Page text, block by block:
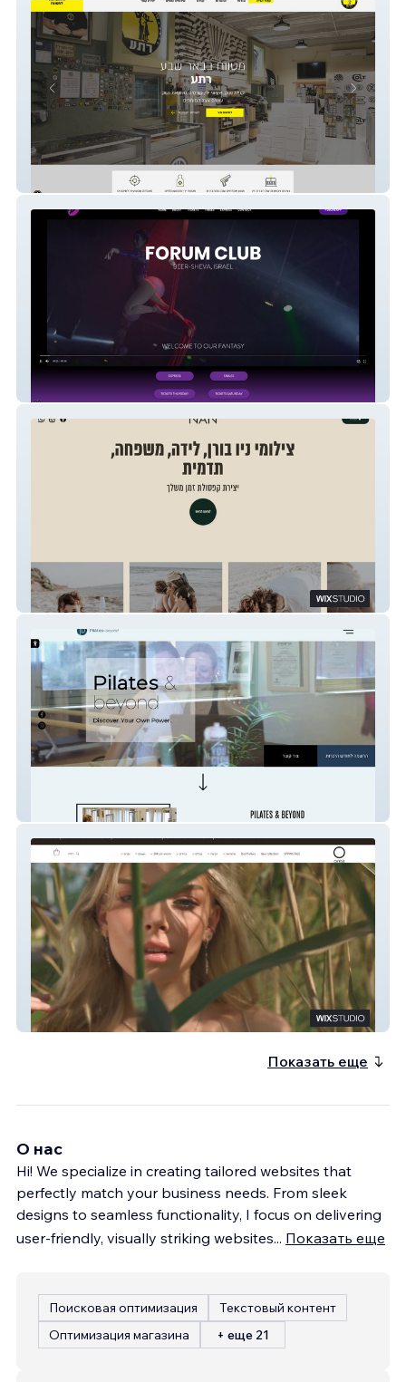
Forum
NAN
pilates & beyond
Orea
Показать еще
О нас
Hi! We specialize in creating tailored websites that
perfectly match your business needs. From sleek
designs to seamless functionality, I focus on delivering
user-friendly, visually striking websites... Показать еще
Поисковая оптимизация
Текстовый контент
Оптимизация магазина
+ еще 21